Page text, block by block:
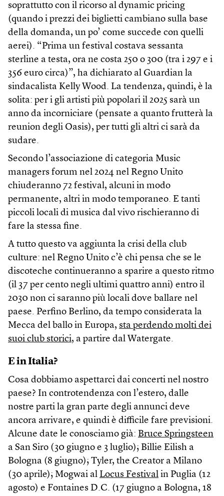
soprattutto con il ricorso al dynamic pricing
(quando i prezzi dei biglietti cambiano sulla base
della domanda, un po’ come succede con quelli
aerei). “Prima un festival costava sessanta
sterline a testa, ora ne costa 250 o 300 (tra i 297 e i
356 euro circa)”, ha dichiarato al Guardian la
sindacalista Kelly Wood. La tendenza, quindi, è la
solita: per i gli artisti più popolari il 2025 sarà un
anno da incorniciare (pensate a quanto frutterà la
reunion degli Oasis), per tutti gli altri ci sarà da
sudare.
Secondo l’associazione di categoria Music
managers forum nel 2024 nel Regno Unito
chiuderanno 72 festival, alcuni in modo
permanente, altri in modo temporaneo. E tanti
piccoli locali di musica dal vivo rischieranno di
fare la stessa fine.
A tutto questo va aggiunta la crisi della club
culture: nel Regno Unito c’è chi pensa che se le
discoteche continueranno a sparire a questo ritmo
(il 37 per cento negli ultimi quattro anni) entro il
2030 non ci saranno più locali dove ballare nel
paese. Perfino Berlino, da tempo considerata la
Mecca del ballo in Europa, sta perdendo molti dei
suoi club storici, a partire dal Watergate.
E in Italia?
Cosa dobbiamo aspettarci dai concerti nel nostro
paese? In controtendenza con l’estero, dalle
nostre parti la gran parte degli annunci deve
ancora arrivare, e quindi è difficile fare previsioni.
Alcune date le conosciamo già: Bruce Springsteen
a San Siro (30 giugno e 3 luglio); Billie Eilish a
Bologna (8 giugno); Tyler, the Creator a Milano
(30 aprile); Mogwai al Locus Festival in Puglia (12
agosto) e Fontaines D.C. (17 giugno a Bologna, 18